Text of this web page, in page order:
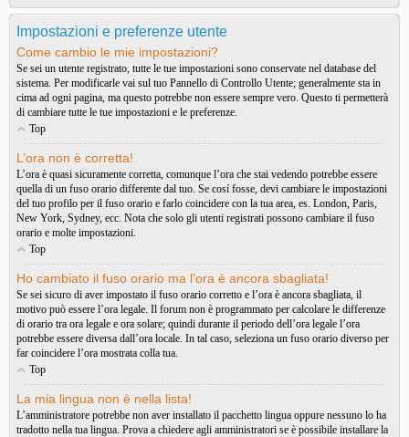
Impostazioni e preferenze utente
Come cambio le mie impostazioni?
Se sei un utente registrato, tutte le tue impostazioni sono conservate nel database del
sistema. Per modificarle vai sul tuo Pannello di Controllo Utente; generalmente sta in
cima ad ogni pagina, ma questo potrebbe non essere sempre vero. Questo ti permetterà
di cambiare tutte le tue impostazioni e le preferenze.
Top
L’ora non è corretta!
L’ora è quasi sicuramente corretta, comunque l’ora che stai vedendo potrebbe essere
quella di un fuso orario differente dal tuo. Se cosí fosse, devi cambiare le impostazioni
del tuo profilo per il fuso orario e farlo coincidere con la tua area, es. London, Paris,
New York, Sydney, ecc. Nota che solo gli utenti registrati possono cambiare il fuso
orario e molte impostazioni.
Top
Ho cambiato il fuso orario ma l’ora è ancora sbagliata!
Se sei sicuro di aver impostato il fuso orario corretto e l’ora è ancora sbagliata, il
motivo può essere l’ora legale. Il forum non è programmato per calcolare le differenze
di orario tra ora legale e ora solare; quindi durante il periodo dell’ora legale l’ora
potrebbe essere diversa dall’ora locale. In tal caso, seleziona un fuso orario diverso per
far coincidere l’ora mostrata colla tua.
Top
La mia lingua non è nella lista!
L’amministratore potrebbe non aver installato il pacchetto lingua oppure nessuno lo ha
tradotto nella tua lingua. Prova a chiedere agli amministratori se è possibile installare la